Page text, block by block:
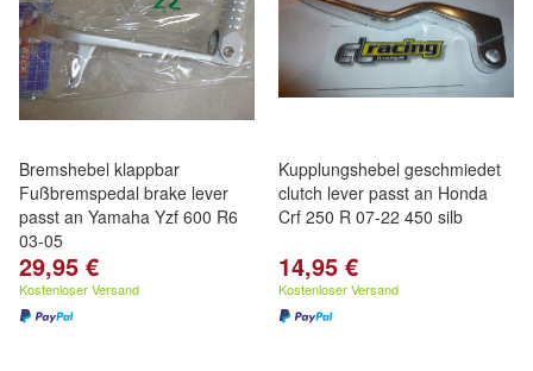
Bremshebel klappbar
Fußbremspedal brake lever
passt an Yamaha Yzf 600 R6
03-05
29,95 €
Kostenloser Versand
Kupplungshebel geschmiedet
clutch lever passt an Honda
Crf 250 R 07-22 450 silb
14,95 €
Kostenloser Versand